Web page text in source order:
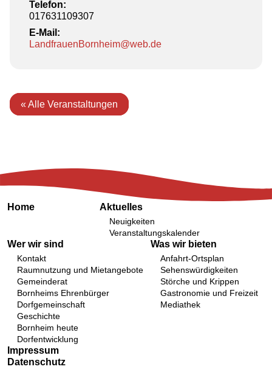
« Alle Veranstaltungen
Telefon:
017631109307
E-Mail:
LandfrauenBornheim@web.de
Home Aktuelles
Neuigkeiten
Veranstaltungskalender
Wer wir sind
Kontakt
Raumnutzung und Mietangebote
Gemeinderat
Bornheims Ehrenbürger
Dorfgemeinschaft
Geschichte
Bornheim heute
Dorfentwicklung
Was wir bieten
Anfahrt-Ortsplan
Sehenswürdigkeiten
Störche und Krippen
Gastronomie und Freizeit
Mediathek
Impressum
Datenschutz